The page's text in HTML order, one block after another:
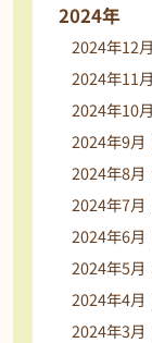
2024年
2024年12
2024年11
2024年10
2024年9月
2024年8月
2024年7月
2024年6月
2024年5月
2024年4月
2024年3月